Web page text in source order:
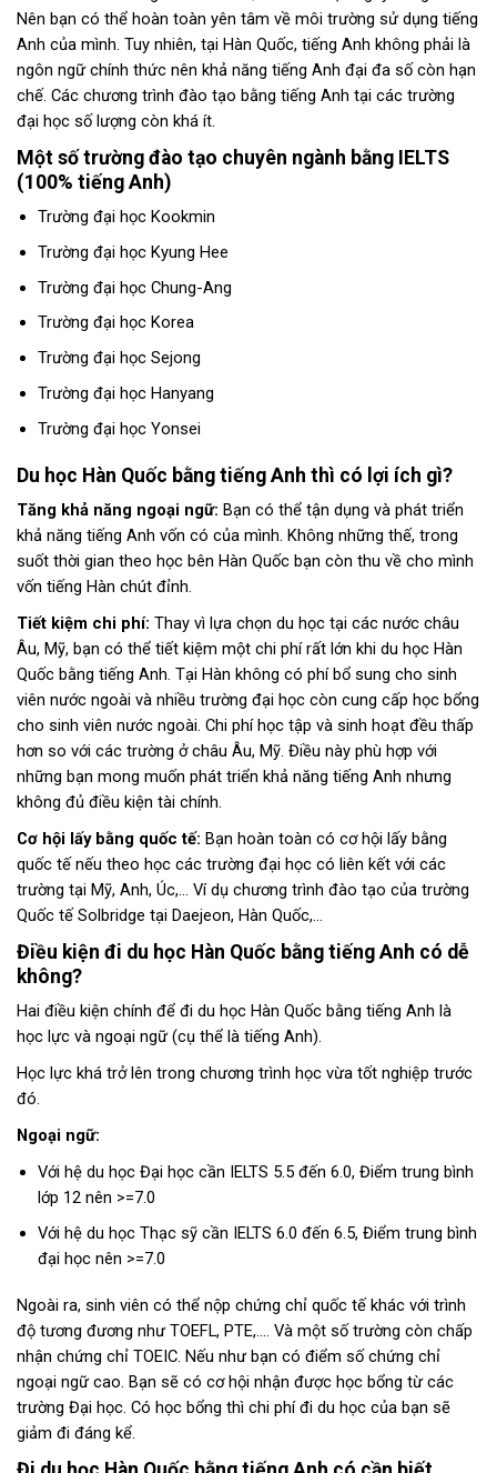
Nên bạn có thể hoàn toàn yên tâm về môi trường sử dụng tiếng
Anh của mình. Tuy nhiên, tại Hàn Quốc, tiếng Anh không phải là
ngôn ngữ chính thức nên khả năng tiếng Anh đại đa số còn hạn
chế. Các chương trình đào tạo bằng tiếng Anh tại các trường
đại học số lượng còn khá ít.
Một số trường đào tạo chuyên ngành bằng IELTS
(100% tiếng Anh)
Trường đại học Kookmin
Trường đại học Kyung Hee
Trường đại học Chung-Ang
Trường đại học Korea
Trường đại học Sejong
Trường đại học Hanyang
Trường đại học Yonsei
Du học Hàn Quốc bằng tiếng Anh thì có lợi ích gì?
Tăng khả năng ngoại ngữ: Bạn có thể tận dụng và phát triển
khả năng tiếng Anh vốn có của mình. Không những thế, trong
suốt thời gian theo học bên Hàn Quốc bạn còn thu về cho mình
vốn tiếng Hàn chút đỉnh.
Tiết kiệm chi phí: Thay vì lựa chọn du học tại các nước châu
Âu, Mỹ, bạn có thể tiết kiệm một chi phí rất lớn khi du học Hàn
Quốc bằng tiếng Anh. Tại Hàn không có phí bổ sung cho sinh
viên nước ngoài và nhiều trường đại học còn cung cấp học bổng
cho sinh viên nước ngoài. Chi phí học tập và sinh hoạt đều thấp
hơn so với các trường ở châu Âu, Mỹ. Điều này phù hợp với
những bạn mong muốn phát triển khả năng tiếng Anh nhưng
không đủ điều kiện tài chính.
Cơ hội lấy bằng quốc tế: Bạn hoàn toàn có cơ hội lấy bằng
quốc tế nếu theo học các trường đại học có liên kết với các
trường tại Mỹ, Anh, Úc,… Ví dụ chương trình đào tạo của trường
Quốc tế Solbridge tại Daejeon, Hàn Quốc,…
Điều kiện đi du học Hàn Quốc bằng tiếng Anh có dễ
không?
Hai điều kiện chính để đi du học Hàn Quốc bằng tiếng Anh là
học lực và ngoại ngữ (cụ thể là tiếng Anh).
Học lực khá trở lên trong chương trình học vừa tốt nghiệp trước
đó.
Ngoại ngữ:
Với hệ du học Đại học cần IELTS 5.5 đến 6.0, Điểm trung bình
lớp 12 nên >=7.0
Với hệ du học Thạc sỹ cần IELTS 6.0 đến 6.5, Điểm trung bình
đại học nên >=7.0
Ngoài ra, sinh viên có thể nộp chứng chỉ quốc tế khác với trình
độ tương đương như TOEFL, PTE,…. Và một số trường còn chấp
nhận chứng chỉ TOEIC. Nếu như bạn có điểm số chứng chỉ
ngoại ngữ cao. Bạn sẽ có cơ hội nhận được học bổng từ các
trường Đại học. Có học bổng thì chi phí đi du học của bạn sẽ
giảm đi đáng kể.